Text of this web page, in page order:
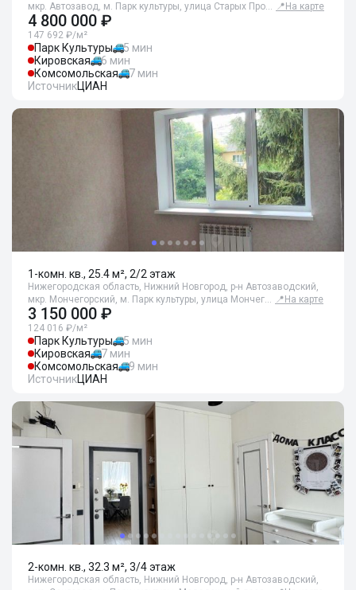
мкр. Автозавод, м. Парк культуры, улица Старых Про… 📍 На карте
4 800 000 ₽
147 692 ₽/м²
Парк Культуры
5 мин
Кировская
6 мин
Комсомольская
7 мин
ИсточникЦИАН
1-комн. кв., 25.4 м², 2/2 этаж
Нижегородская область, Нижний Новгород, р-н Автозаводский,
мкр. Мончегорский, м. Парк культуры, улица Мончег… 📍 На карте
3 150 000 ₽
124 016 ₽/м²
Парк Культуры
5 мин
Кировская
7 мин
Комсомольская
9 мин
ИсточникЦИАН
2-комн. кв., 32.3 м², 3/4 этаж
Нижегородская область, Нижний Новгород, р-н Автозаводский,